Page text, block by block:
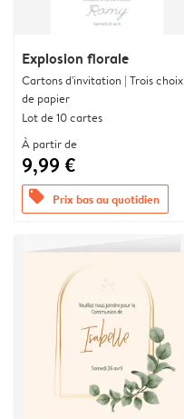
Explosion florale
Cartons d'invitation | Trois choix
de papier
Lot de 10 cartes
À partir de
9,99 €
offers Prix bas au quotidien